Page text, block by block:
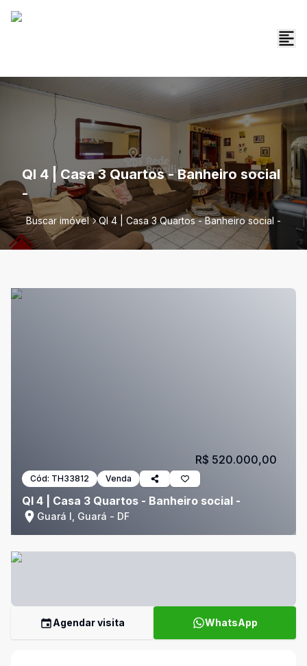
QI 4 | Casa 3 Quartos - Banheiro social
-
Buscar imóvel QI 4 | Casa 3 Quartos - Banheiro social -
Cód: TH33812 Venda
QI 4 | Casa 3 Quartos - Banheiro social -
Guará I, Guará - DF
R$ 520.000,00
Agendar visita WhatsApp